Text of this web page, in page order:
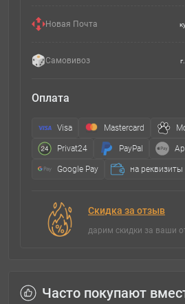
Новая Почта
Самовивоз
Оплата
Visa Mastercard
Privat24 PayPal
Google Pay на реквизиты
Скидка за отзыв
дарим скидки за ваши
Часто покупают